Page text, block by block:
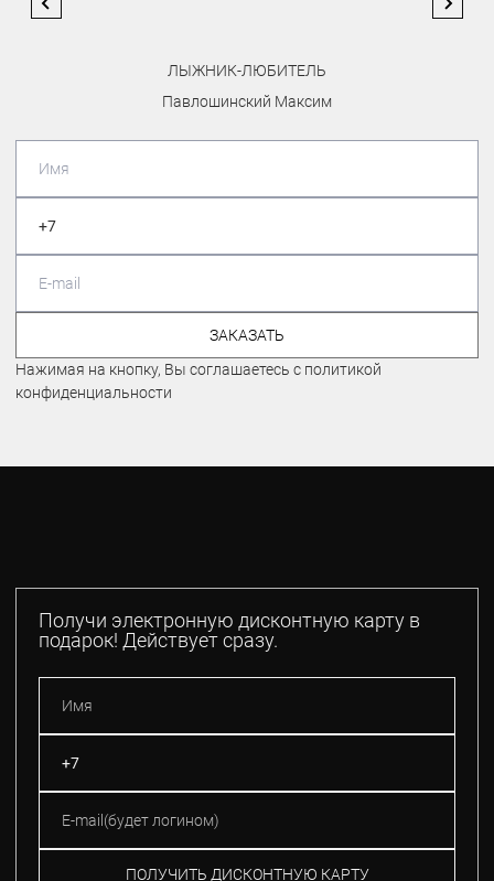
ЛЫЖНИК-ЛЮБИТЕЛЬ
Павлошинский Максим
ЗАКАЗАТЬ
Нажимая на кнопку, Вы соглашаетесь с политикой
конфиденциальности
Получи электронную дисконтную карту в
подарок! Действует сразу.
ПОЛУЧИТЬ ДИСКОНТНУЮ КАРТУ